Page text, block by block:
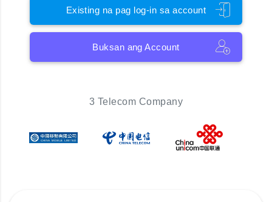
Existing na pag log-in sa account
Buksan ang Account
3 Telecom Company